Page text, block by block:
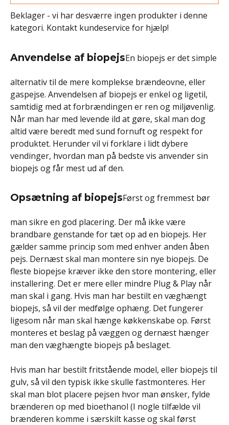
Beklager - vi har desværre ingen produkter i denne
kategori. Kontakt kundeservice for hjælp!
Anvendelse af biopejsEn biopejs er det simple
alternativ til de mere komplekse brændeovne, eller
gaspejse. Anvendelsen af biopejs er enkel og ligetil,
samtidig med at forbrændingen er ren og miljøvenlig.
Når man har med levende ild at gøre, skal man dog
altid være beredt med sund fornuft og respekt for
produktet. Herunder vil vi forklare i lidt dybere
vendinger, hvordan man på bedste vis anvender sin
biopejs og får mest ud af den.
Opsætning af biopejsFørst og fremmest bør
man sikre en god placering. Der må ikke være
brandbare genstande for tæt op ad en biopejs. Her
gælder samme princip som med enhver anden åben
pejs. Dernæst skal man montere sin nye biopejs. De
fleste biopejse kræver ikke den store montering, eller
installering. Det er mere eller mindre Plug & Play når
man skal i gang. Hvis man har bestilt en væghængt
biopejs, så vil der medfølge ophæng. Det fungerer
ligesom når man skal hænge køkkenskabe op. Først
monteres et beslag på væggen og dernæst hænger
man den væghængte biopejs på beslaget.
Hvis man har bestilt fritstående model, eller biopejs til
gulv, så vil den typisk ikke skulle fastmonteres. Her
skal man blot placere pejsen hvor man ønsker, fylde
brænderen op med bioethanol (I nogle tilfælde vil
brænderen komme i særskilt kasse og skal først